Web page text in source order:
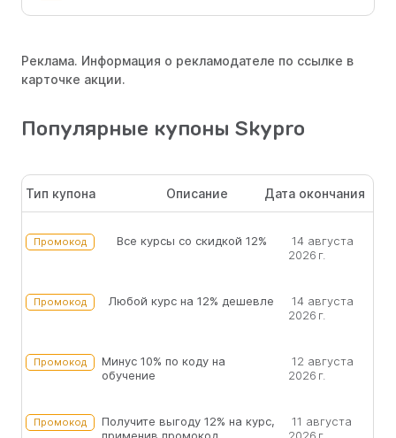
Реклама. Информация о рекламодателе по ссылке в
карточке акции.
Популярные купоны Skypro
Тип купона Описание Дата окончания
Промокод Все курсы со скидкой 12%
14 августа
2026 г.
Промокод Любой курс на 12% дешевле
14 августа
2026 г.
Промокод
Минус 10% по коду на
обучение
12 августа
2026 г.
Промокод
Получите выгоду 12% на курс,
11 августа